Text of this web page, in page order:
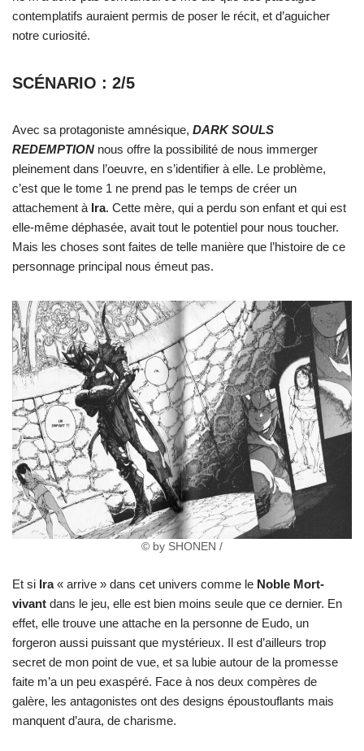
contemplatifs auraient permis de poser le récit, et d’aguicher
notre curiosité.
SCÉNARIO : 2/5
Avec sa protagoniste amnésique, DARK SOULS
REDEMPTION nous offre la possibilité de nous immerger
pleinement dans l’oeuvre, en s’identifier à elle. Le problème,
c’est que le tome 1 ne prend pas le temps de créer un
attachement à Ira. Cette mère, qui a perdu son enfant et qui est
elle-même déphasée, avait tout le potentiel pour nous toucher.
Mais les choses sont faites de telle manière que l’histoire de ce
personnage principal nous émeut pas.
© by SHONEN /
Et si Ira« arrive » dans cet univers comme le Noble Mort-
vivant dans le jeu, elle est bien moins seule que ce dernier. En
effet, elle trouve une attache en la personne de Eudo, un
forgeron aussi puissant que mystérieux. Il est d’ailleurs trop
secret de mon point de vue, et sa lubie autour de la promesse
faite m’a un peu exaspéré. Face à nos deux compères de
galère, les antagonistes ont des designs époustouflants mais
manquent d’aura, de charisme.